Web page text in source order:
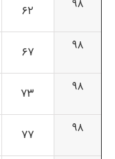
۹۸
۶۲
۹۸
۶۷
۹۸
۷۳
۹۸
۷۷